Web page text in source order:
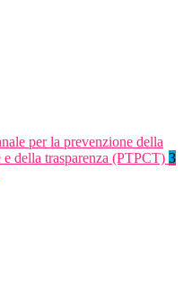
per la prevenzione della
della trasparenza (PTPCT) 3